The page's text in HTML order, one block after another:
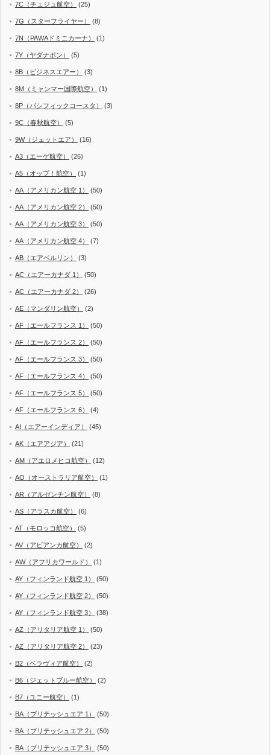
7C（チェジュ航空） (25)
7G（スターフライヤー） (8)
7N（PAWAドミニカーナ） (1)
7Y（ヤダナポン） (5)
8B（ビジネスエアー） (3)
8M（ミャンマー国際航空） (1)
8P（パシフィックコースタ） (3)
9C（春秋航空） (5)
9W（ジェットエア） (16)
A3（エーゲ航空） (26)
A5（オップ！航空） (1)
AA（アメリカン航空 1） (50)
AA（アメリカン航空 2） (50)
AA（アメリカン航空 3） (50)
AA（アメリカン航空 4） (7)
AB（エアベルリン） (3)
AC（エアーカナダ 1） (50)
AC（エアーカナダ 2） (26)
AE（マンダリン航空） (2)
AF（エールフランス 1） (50)
AF（エールフランス 2） (50)
AF（エールフランス 3） (50)
AF（エールフランス 4） (50)
AF（エールフランス 5） (50)
AF（エールフランス 6） (4)
AI（エアーインディア） (45)
AK（エアアジア） (21)
AM（アエロメヒコ航空） (12)
AO（オーストラリア航空） (1)
AR（アルゼンチン航空） (8)
AS（アラスカ航空） (6)
AT（モロッコ航空） (5)
AV（アビアンカ航空） (2)
AW（アフリカワールド） (1)
AY（フィンランド航空 1） (50)
AY（フィンランド航空 2） (50)
AY（フィンランド航空 3） (38)
AZ（アリタリア航空 1） (50)
AZ（アリタリア航空 2） (23)
B2（ベラヴィア航空） (2)
B6（ジェットブルー航空） (2)
B7（ユニー航空） (1)
BA（ブリテッシュエア 1） (50)
BA（ブリテッシュエア 2） (50)
BA（ブリテッシュエア 3） (50)